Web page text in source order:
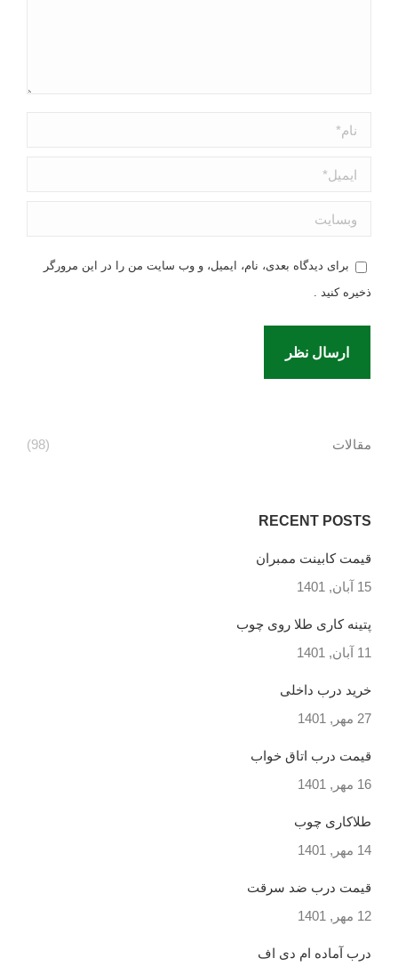
نام *
ایمیل *
وبسایت
برای دیدگاه بعدی، نام، ایمیل، و وب سایت من را در این مرورگر
ذخیره کنید .
ارسال نظر
مقالات (98)
RECENT POSTS
قیمت کابینت ممبران
15 آبان, 1401
پتینه کاری طلا روی چوب
11 آبان, 1401
خرید درب داخلی
27 مهر, 1401
قیمت درب اتاق خواب
16 مهر, 1401
طلاکاری چوب
14 مهر, 1401
قیمت درب ضد سرقت
12 مهر, 1401
درب آماده ام دی اف